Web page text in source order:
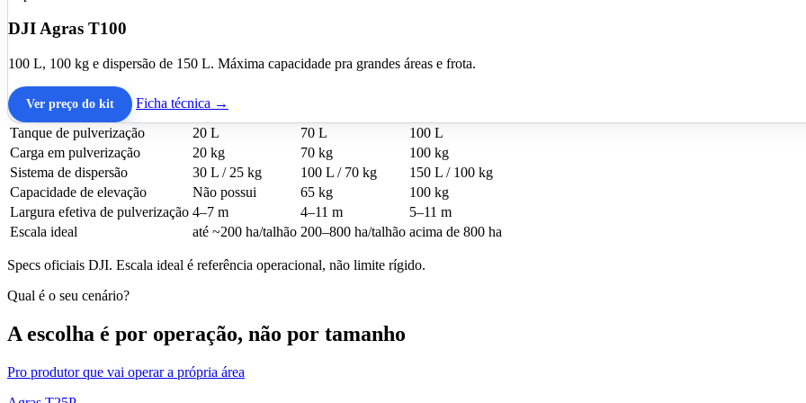
DJI Agras T100
100 L, 100 kg e dispersão de 150 L. Máxima capacidade pra grandes áreas e frota.
Ver preço do kit Ficha técnica →
Comparativo
Como escolher entre T25P, T70P e T100
Especificação T25P
Tanque de pulverização
20 L 70 L
100 L
Carga em pulverização
20 kg 70 kg
100 kg
Sistema de dispersão
30 L / 25 kg 100 L / 70 kg
150 L / 100 kg
Capacidade de elevação
Não possui 65 kg
100 kg
Largura efetiva de pulverização 4–7 m 4–11 m
5–11 m
Escala ideal
até ~200 ha/talhão 200–800 ha/talhão acima de 800 ha
Specs oficiais DJI. Escala ideal é referência operacional, não limite rígido.
Qual é o seu cenário?
A escolha é por operação, não por tamanho
Pro produtor que vai operar a própria área